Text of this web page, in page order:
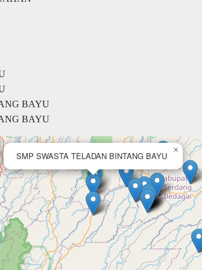
BAYU
BAYU
SMP SWASTA TELADAN BINTANG BAYU
×